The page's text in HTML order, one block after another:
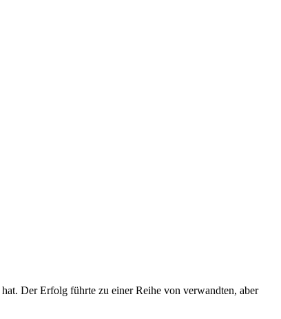
Der Erfolg führte zu einer Reihe von verwandten, aber